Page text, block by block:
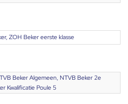
ZOH Beker eerste klasse
Beker Algemeen, NTVB Beker 2e
Kwalificatie Poule 5